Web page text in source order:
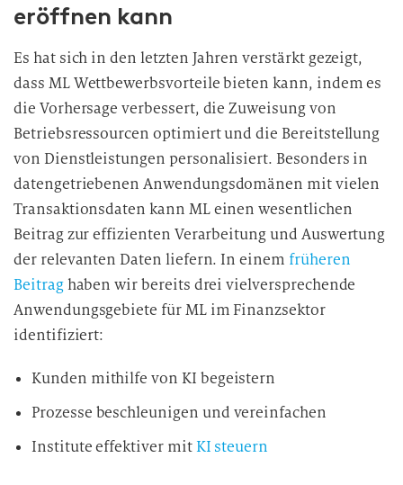
eröffnen kann
Es hat sich in den letzten Jahren verstärkt gezeigt,
dass ML Wettbewerbsvorteile bieten kann, indem es
die Vorhersage verbessert, die Zuweisung von
Betriebsressourcen optimiert und die Bereitstellung
von Dienstleistungen personalisiert. Besonders in
datengetriebenen Anwendungsdomänen mit vielen
Transaktionsdaten kann ML einen wesentlichen
Beitrag zur effizienten Verarbeitung und Auswertung
der relevanten Daten liefern. In einem früheren
Beitraghaben wir bereits drei vielversprechende
Anwendungsgebiete für ML im Finanzsektor
identifiziert:
Kunden mithilfe von KI begeistern
Prozesse beschleunigen und vereinfachen
Institute effektiver mitKI steuern